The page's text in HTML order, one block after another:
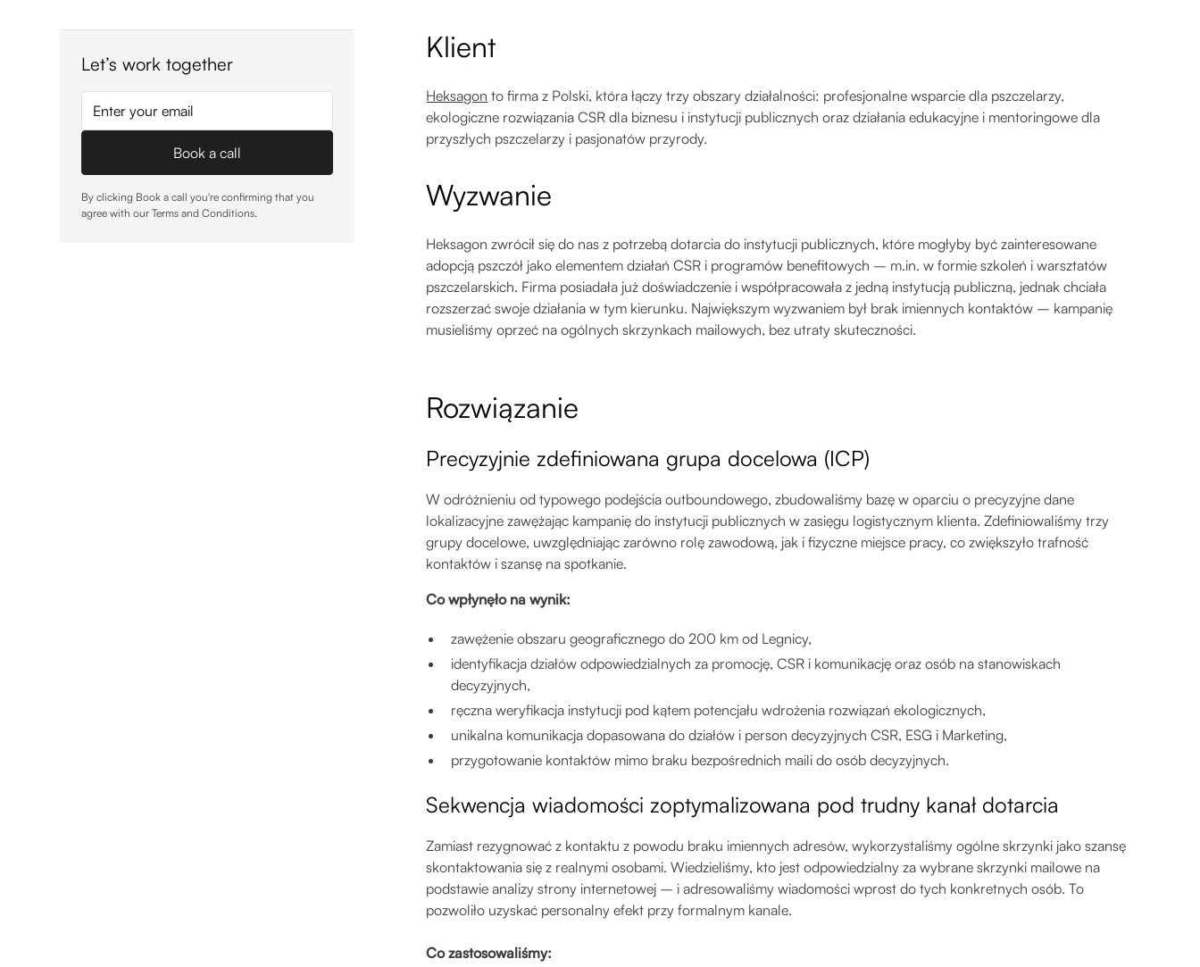
Let’s work together
By clicking Book a call you're confirming that you
agree with ourTerms and Conditions.
Klient
Heksagon to firma z Polski, która łączy trzy obszary działalności: profesjonalne wsparcie dla pszczelarzy,
ekologiczne rozwiązania CSR dla biznesu i instytucji publicznych oraz działania edukacyjne i mentoringowe dla
przyszłych pszczelarzy i pasjonatów przyrody.
Wyzwanie
Heksagon zwrócił się do nas z potrzebą dotarcia do instytucji publicznych, które mogłyby być zainteresowane
adopcją pszczół jako elementem działań CSR i programów benefitowych – m.in. w formie szkoleń i warsztatów
pszczelarskich. Firma posiadała już doświadczenie i współpracowała z jedną instytucją publiczną, jednak chciała
rozszerzać swoje działania w tym kierunku. Największym wyzwaniem był brak imiennych kontaktów – kampanię
musieliśmy oprzeć na ogólnych skrzynkach mailowych, bez utraty skuteczności.
Rozwiązanie
Precyzyjnie zdefiniowana grupa docelowa (ICP)
W odróżnieniu od typowego podejścia outboundowego, zbudowaliśmy bazę w oparciu o precyzyjne dane
lokalizacyjne zawężając kampanię do instytucji publicznych w zasięgu logistycznym klienta. Zdefiniowaliśmy trzy
grupy docelowe, uwzględniając zarówno rolę zawodową, jak i fizyczne miejsce pracy, co zwiększyło trafność
kontaktów i szansę na spotkanie.
Co wpłynęło na wynik:
zawężenie obszaru geograficznego do 200 km od Legnicy,
identyfikacja działów odpowiedzialnych za promocję, CSR i komunikację oraz osób na stanowiskach
decyzyjnych,
ręczna weryfikacja instytucji pod kątem potencjału wdrożenia rozwiązań ekologicznych,
unikalna komunikacja dopasowana do działów i person decyzyjnych CSR, ESG i Marketing,
przygotowanie kontaktów mimo braku bezpośrednich maili do osób decyzyjnych.
Sekwencja wiadomości zoptymalizowana pod trudny kanał dotarcia
Zamiast rezygnować z kontaktu z powodu braku imiennych adresów, wykorzystaliśmy ogólne skrzynki jako szansę
skontaktowania się z realnymi osobami. Wiedzieliśmy, kto jest odpowiedzialny za wybrane skrzynki mailowe na
podstawie analizy strony internetowej – i adresowaliśmy wiadomości wprost do tych konkretnych osób. To
pozwoliło uzyskać personalny efekt przy formalnym kanale.
Co zastosowaliśmy: